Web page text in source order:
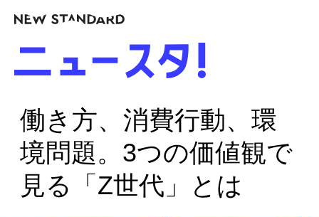
働き方、消費行動、環
境問題。3つの価値観で
見る「Z世代」とは